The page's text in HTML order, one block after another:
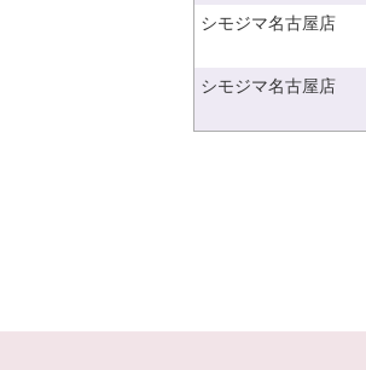
シモジマ名古屋店
シモジマ名古屋店